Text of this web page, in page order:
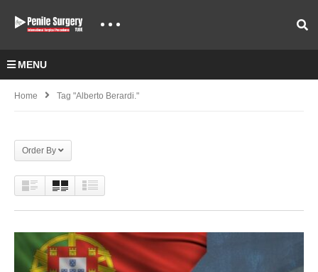
MENU
Home Tag "Alberto Berardi."
Order By